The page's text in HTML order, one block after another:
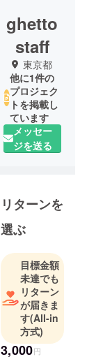
ghetto
staff
東京都
他に1件の
プロジェク
トを掲載し
ています
メッセー
ジを送る
リターンを
選ぶ
目標金額
未達でも
リターン
が届きま
す(All-in
方式)
3,000円